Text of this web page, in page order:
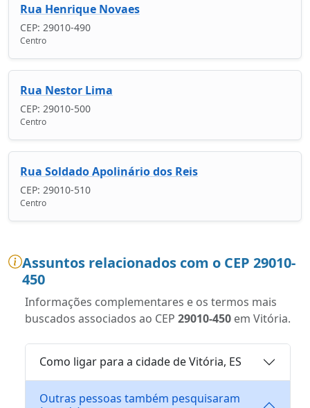
Rua Henrique Novaes
CEP: 29010-490
Centro
Rua Nestor Lima
CEP: 29010-500
Centro
Rua Soldado Apolinário dos Reis
CEP: 29010-510
Centro
Assuntos relacionados com o CEP 29010-
450
Informações complementares e os termos mais
buscados associados ao CEP 29010-450 em Vitória.
Como ligar para a cidade de Vitória, ES
Outras pessoas também pesquisaram